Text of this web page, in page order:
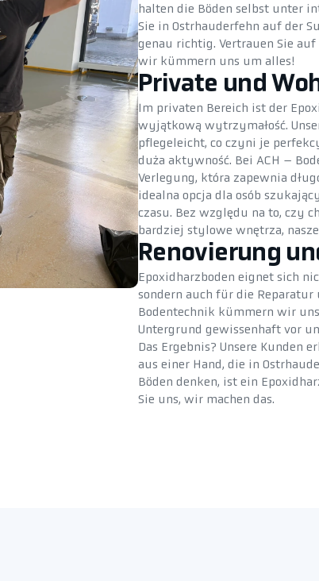
halten die Böden selbst unter
Sie in Ostrhauderfehn auf der
genau richtig. Vertrauen Sie
wir kümmern uns um alles!
Private und
Im privaten Bereich ist der
wyjątkową wytrzymałość.
pflegeleicht, co czyni je
duża aktywność. Bei ACH –
Verlegung, która zapewnia
idealna opcja dla osób
czasu. Bez względu na to, czy
bardziej stylowe wnętrza,
Renovierung
Epoxidharzboden eignet sich
sondern auch für die Reparatur
Bodentechnik kümmern wir
Untergrund gewissenhaft vor
Das Ergebnis? Unsere Kunden
aus einer Hand, die in
Böden denken, ist ein
Sie uns, wir machen das.